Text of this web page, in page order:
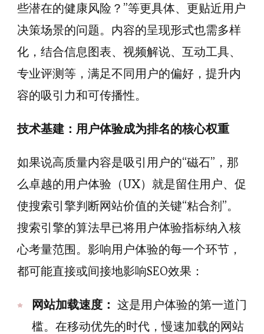
些潜在的健康风险？”等更具体、更贴近用户
决策场景的问题。内容的呈现形式也需多样
化，结合信息图表、视频解说、互动工具、
专业评测等，满足不同用户的偏好，提升内
容的吸引力和可传播性。
技术基建：用户体验成为排名的核心权重
如果说高质量内容是吸引用户的“磁石”，那
么卓越的用户体验（UX）就是留住用户、促
使搜索引擎判断网站价值的关键“粘合剂”。
搜索引擎的算法早已将用户体验指标纳入核
心考量范围。影响用户体验的每一个环节，
都可能直接或间接地影响SEO效果：
网站加载速度： 这是用户体验的第一道门
槛。在移动优先的时代，慢速加载的网站